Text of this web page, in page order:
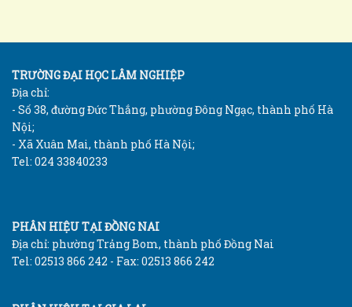
TRƯỜNG ĐẠI HỌC LÂM NGHIỆP
Địa chỉ:
- Số 38, đường Đức Thắng, phường Đông Ngạc, thành phố Hà
Nội;
- Xã Xuân Mai, thành phố Hà Nội;
Tel: 024 33840233
PHÂN HIỆU TẠI ĐỒNG NAI
Địa chỉ: phường Trảng Bom, thành phố Đồng Nai
Tel: 02513 866 242 - Fax: 02513 866 242